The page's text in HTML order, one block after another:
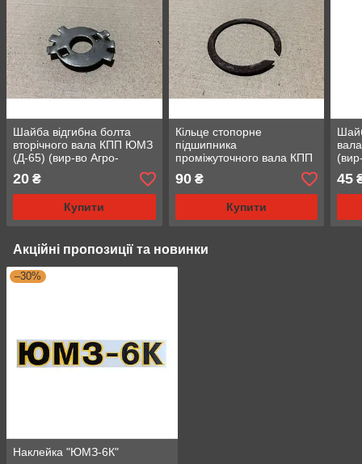
Шайба відгибна болта
вторічного вала КПП ЮМЗ
(Д-65) (вир-во Агро-
20 ₴
Купити
Кільце стопорне
підшипника
проміжуточного вала КПП
ЮМЗ (Д-65) (вир-во Агро-
Днепр) (40-1701423-А)
90₴
Купити
45
Акційні пропозиції та новинки
–30%
Наклейка "ЮМЗ-6К"